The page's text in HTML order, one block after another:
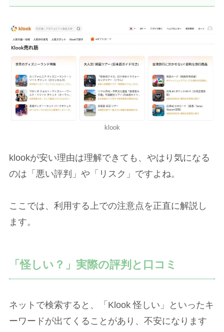
klook
klookが安い理由は理解できても、やはり気になる
のは「悪い評判」や「リスク」ですよね。
ここでは、利用する上での注意点を正直に解説し
ます。
「怪しい？」実際の評判と口コミ
ネットで検索すると、「Klook 怪しい」といったキ
ーワードが出てくることがあり、不安になります